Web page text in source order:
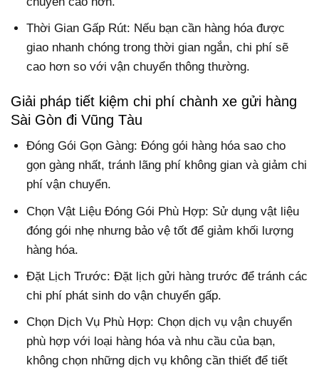
Thời Gian Gấp Rút: Nếu bạn cần hàng hóa được
giao nhanh chóng trong thời gian ngắn, chi phí sẽ
cao hơn so với vận chuyển thông thường.
Giải pháp tiết kiệm chi phí chành xe gửi hàng
Sài Gòn đi Vũng Tàu
Đóng Gói Gọn Gàng: Đóng gói hàng hóa sao cho
gọn gàng nhất, tránh lãng phí không gian và giảm chi
phí vận chuyển.
Chọn Vật Liệu Đóng Gói Phù Hợp: Sử dụng vật liệu
đóng gói nhẹ nhưng bảo vệ tốt để giảm khối lượng
hàng hóa.
Đặt Lịch Trước: Đặt lịch gửi hàng trước để tránh các
chi phí phát sinh do vận chuyển gấp.
Chọn Dịch Vụ Phù Hợp: Chọn dịch vụ vận chuyển
phù hợp với loại hàng hóa và nhu cầu của bạn,
không chọn những dịch vụ không cần thiết để tiết